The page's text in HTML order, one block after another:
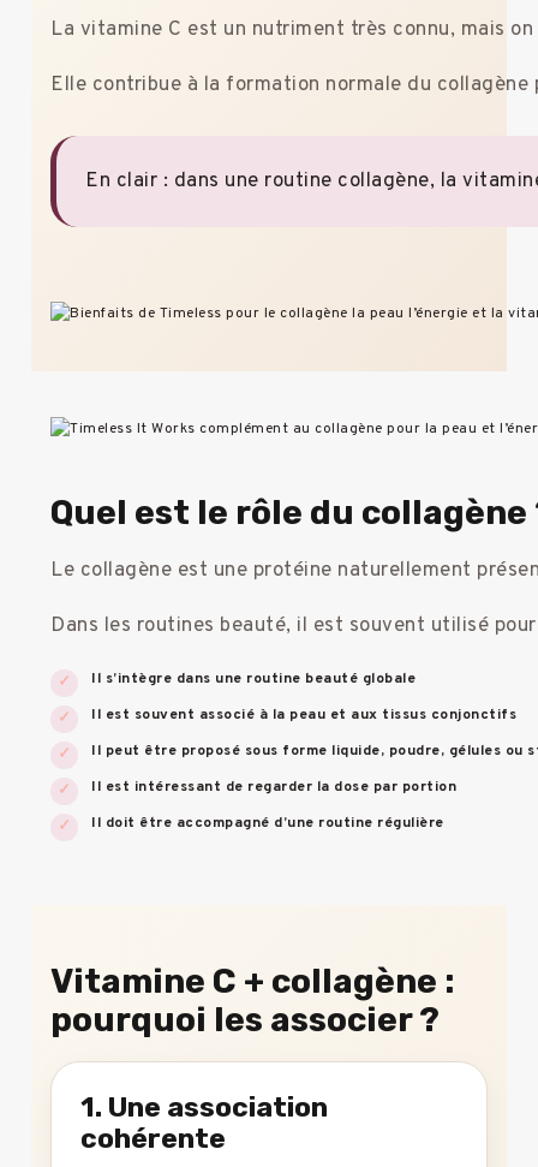
La vitamine C est un nutriment très connu, mais
Elle contribue à la formation normale du
En clair : dans une routine collagène, la
Quel est le rôle du collagène
Le collagène est une protéine naturellement
Dans les routines beauté, il est souvent utilisé
Il s’intègre dans une routine beauté globale
Il est souvent associé à la peau et aux tissus conjonctifs
Il peut être proposé sous forme liquide, poudre, gélules ou
Il est intéressant de regarder la dose par portion
Il doit être accompagné d’une routine régulière
Vitamine C + collagène :
pourquoi les associer ?
1. Une association
cohérente